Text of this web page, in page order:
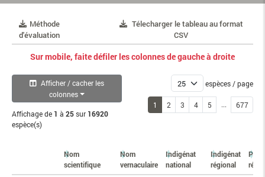
Méthode
d'évaluation
Télecharger le tableau au format
CSV
Sur mobile, faite défiler les colonnes de gauche à droite
Afficher / cacher les
colonnes
Affichage de 1 à 25sur 16920
espèce(s)
espèces / page
1 2 3 4 5 ... 677
Nom
scientifique
Nom
vernaculaire
Indigénat
national
Indigénat
régional